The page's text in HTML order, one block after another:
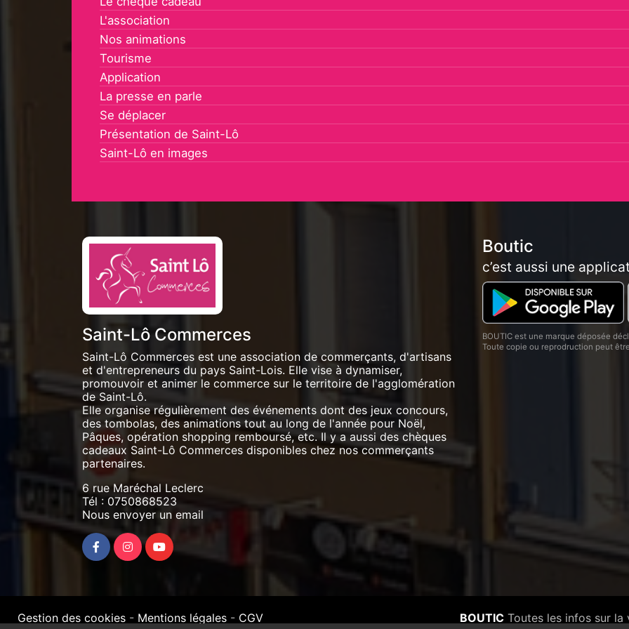
L'association
Nos animations
Tourisme
Application
La presse en parle
Se déplacer
Présentation de Saint-Lô
Saint-Lô en images
Saint-Lô Commerces
Saint-Lô Commerces est une association de commerçants, d'artisans
et d'entrepreneurs du pays Saint-Lois. Elle vise à dynamiser,
promouvoir et animer le commerce sur le territoire de l'agglomération
de Saint-Lô.
Elle organise régulièrement des événements dont des jeux concours,
des tombolas, des animations tout au long de l'année pour Noël,
Pâques, opération shopping remboursé, etc. Il y a aussi des chèques
cadeaux Saint-Lô Commerces disponibles chez nos commerçants
partenaires.
6 rue Maréchal Leclerc
Tél : 0750868523
Nous envoyer un email
Boutic
c’est aussi une
BOUTIC est une marque déposée
Toute copie ou reprodruction peut
BOUTICToutes les infos sur la
Gestion des cookies - Mentions légales - CGV